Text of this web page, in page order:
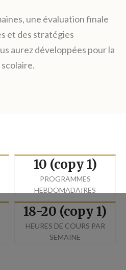
une évaluation finale
et des stratégies
aurez développées pour la
10 (copy 1)
PROGRAMMES
HEBDOMADAIRES
18-20 (copy 1)
HEURES DE COURS PAR
SEMAINE